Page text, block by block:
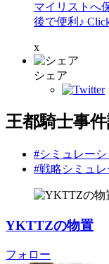
マイリストへ
後で便利♪
x
シェア
王都騎士事
#シミュレー
#戦略シミュ
YKTTZの物置
フォロー